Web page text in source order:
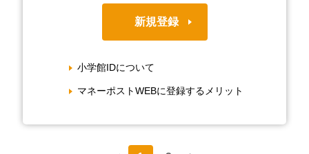
新規登録
小学館IDについて
マネーポストWEBに登録するメリット